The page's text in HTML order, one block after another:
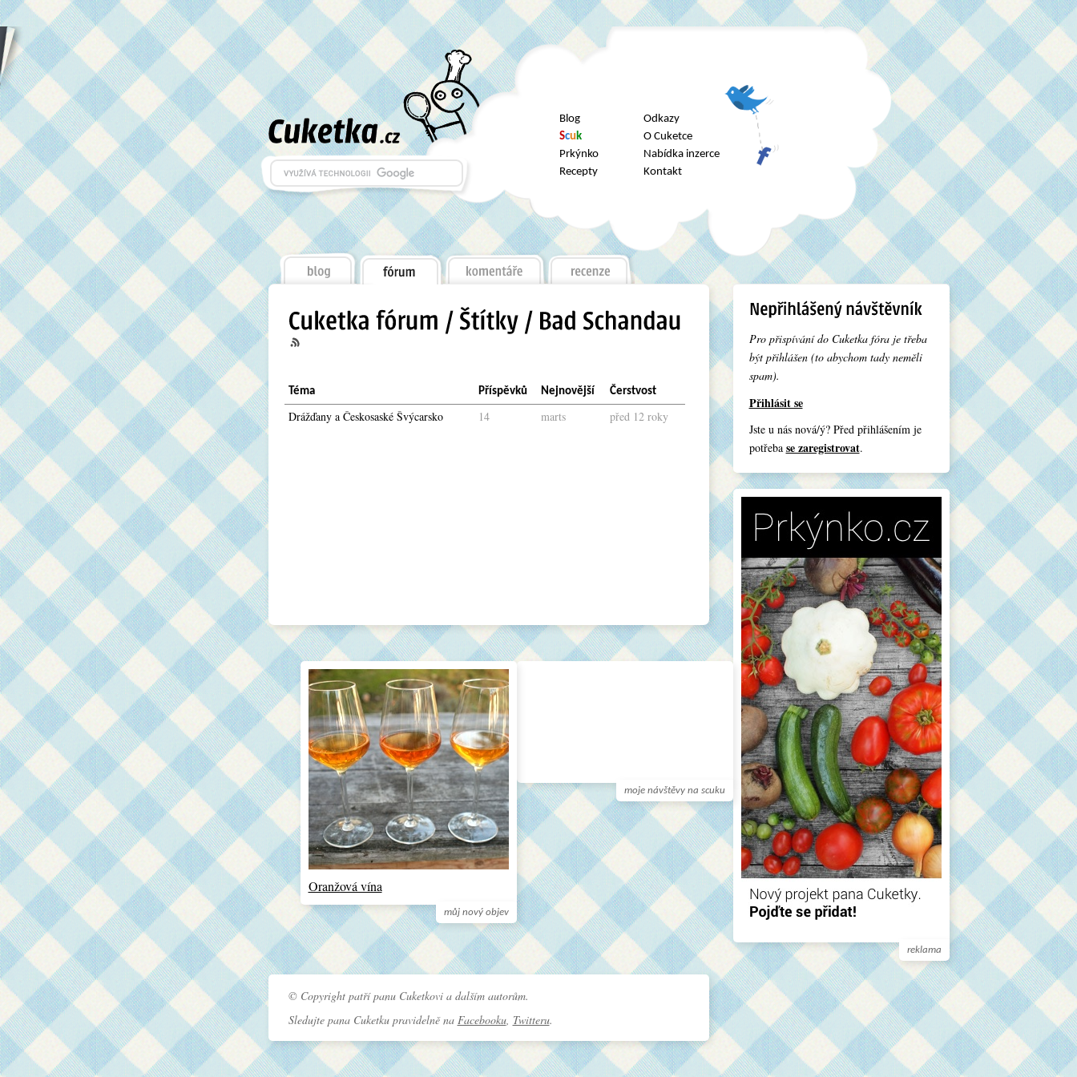
Blog
Scuk
Prkýnko
Recepty
Odkazy
O Cuketce
Nabídka inzerce
Kontakt
Téma Příspěvků Nejnovější Čerstvost
Drážďany a Českosaské Švýcarsko 14 marts před 12 roky
Pro přispívání do Cuketka fóra je třeba
být přihlášen (to abychom tady neměli
spam).
Přihlásit se
Jste u nás nová/ý? Před přihlášením je
potřeba se zaregistrovat.
reklama
moje návštěvy na scuku
můj nový objev
Oranžová vína
© Copyright patří panu Cuketkovi a dalším autorům.
Sledujte pana Cuketku pravidelně na Facebooku, Twitteru.